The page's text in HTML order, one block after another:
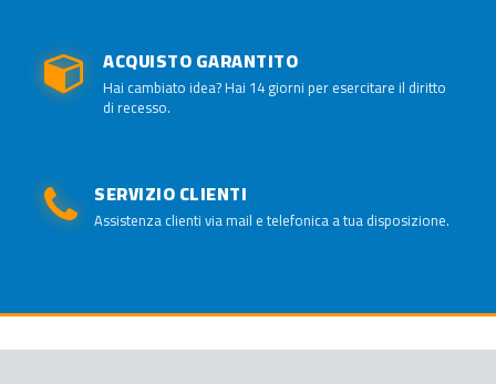
ACQUISTO GARANTITO
Hai cambiato idea? Hai 14 giorni per esercitare il diritto
di recesso.
SERVIZIO CLIENTI
Assistenza clienti via mail e telefonica a tua disposizione.